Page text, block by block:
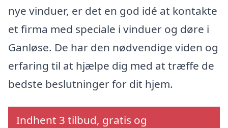
nye vinduer, er det en god idé at kontakte
et firma med speciale i vinduer og døre i
Ganløse. De har den nødvendige viden og
erfaring til at hjælpe dig med at træffe de
bedste beslutninger for dit hjem.
Indhent 3 tilbud, gratis og